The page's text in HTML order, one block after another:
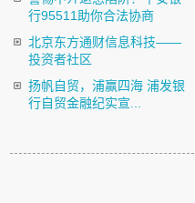
行95511助你合法协商
北京东方通财信息科技——
投资者社区
扬帆自贸，浦赢四海 浦发银
行自贸金融纪实宣...